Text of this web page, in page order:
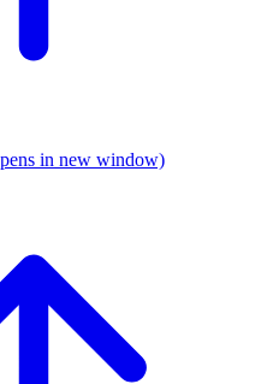
in new window)